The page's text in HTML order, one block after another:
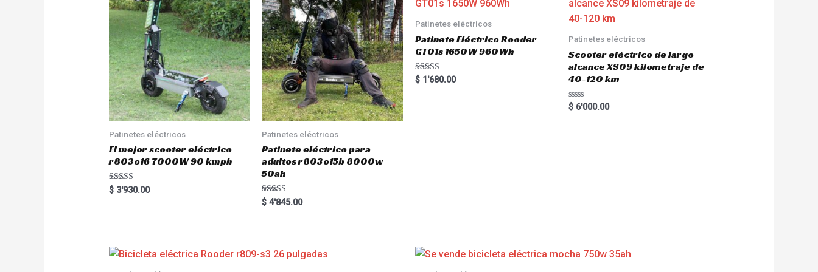
Patinetes eléctricos
El mejor scooter eléctrico
r803o16 7000W 90 kmph
Rated
5.00
$3'930.00
Patinetes eléctricos
Patinete eléctrico para
adultos r803o15b 8000w
50ah
Rated
5.00
$ 4'845.00
Patinetes eléctricos
Patinete Eléctrico Rooder
GT01s 1650W 960Wh
Rated
5.00
$ 1'680.00
Patinetes eléctricos
Scooter eléctrico de largo
alcance XS09 kilometraje de
40-120 km
R
a
$6'000.00